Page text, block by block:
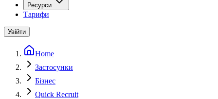
Ресурси
Тарифи
Увійти
Home
Застосунки
Бізнес
Quick Recruit